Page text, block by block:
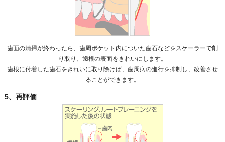
歯面の清掃が終わったら、歯周ポケット内についた歯石などをスケーラーで削
り取り、歯根の表面をきれいにします。
歯根に付着した歯石をきれいに取り除けば、歯周病の進行を抑制し、改善させ
ることができます。
5、再評価